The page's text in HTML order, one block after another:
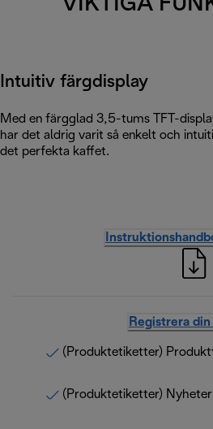
VIKTIGA
Intuitiv färgdisplay
Med en färgglad 3,5-tums TFT-
har det aldrig varit så enkelt och
det perfekta kaffet.
Registrera
(Produktetiketter)
(Produktetiketter)